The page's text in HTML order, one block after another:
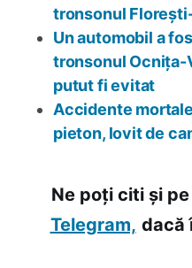
tronsonul
Un automobil a
tronsonul Ocnița-
putut fi evitat
Accidente
pieton, lovit de
Ne poți citi și pe
Telegram, dacă